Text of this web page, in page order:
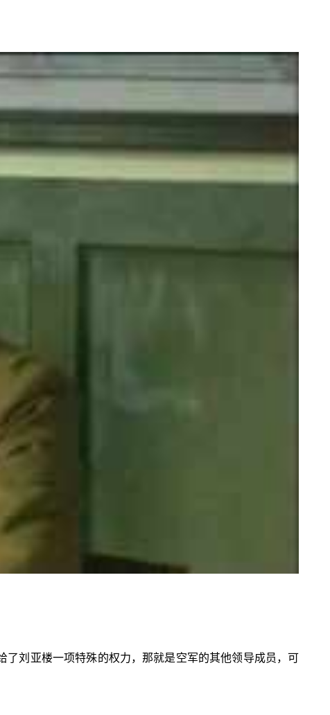
刘亚楼一项特殊的权力，那就是空军的其他领导成员，可